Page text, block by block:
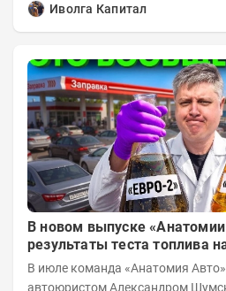
Иволга Капитал
В новом выпуске
результаты теста топлива
В июле команда «Анатомия
автоюристом Александром